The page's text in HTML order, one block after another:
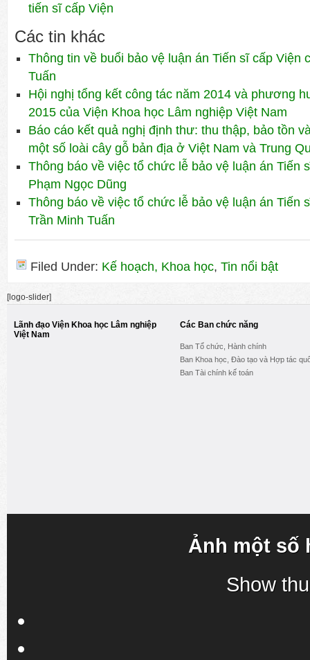
tiến sĩ cấp Viện
Các tin khác
Thông tin về buổi bảo vệ luận án Tiến sĩ cấp Viện
Tuấn
Hội nghị tổng kết công tác năm 2014 và phương
2015 của Viện Khoa học Lâm nghiệp Việt Nam
Báo cáo kết quả nghị định thư: thu thập, bảo tồn
một số loài cây gỗ bản địa ở Việt Nam và Trung
Thông báo về việc tổ chức lễ bảo vệ luận án Tiến
Phạm Ngọc Dũng
Thông báo về việc tổ chức lễ bảo vệ luận án Tiến
Trần Minh Tuấn
Filed Under: Kế hoạch, Khoa học, Tin nổi bật
[logo-slider]
Lãnh đạo Viện Khoa học Lâm nghiệp
Việt Nam
Các Ban chức năng
Ban Tổ chức, Hành chính
Ban Khoa học, Đào tạo và Hợp tác
Ban Tài chính kế toán
Ảnh một số
Show